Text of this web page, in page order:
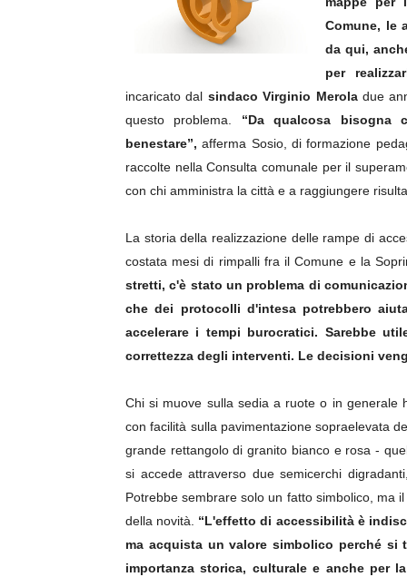
Comune, le
da qui,
per
incaricato dal sindaco Virginio Meroladue
questo problema. “Da qualcosa bisogna
benestare”, afferma Sosio, di formazione
raccolte nella Consulta comunale per il
con chi amministra la città e a raggiungere
La storia della realizzazione delle rampe di
costata mesi di rimpalli fra il Comune e la
stretti, c'è stato un problema di
che dei protocolli d'intesa potrebbero
accelerare i tempi burocratici. Sarebbe
correttezza degli interventi. Le decisioni
Chi si muove sulla sedia a ruote o in generale
con facilità sulla pavimentazione sopraelevata
grande rettangolo di granito bianco e rosa -
si accede attraverso due semicerchi
Potrebbe sembrare solo un fatto simbolico, ma
della novità. “L'effetto di accessibilità è
ma acquista un valore simbolico perché
importanza storica, culturale e anche